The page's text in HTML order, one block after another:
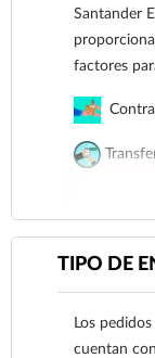
Santander
factores
cuenta:
Para esta
nuestro
TIPO DE
Los
cuentan